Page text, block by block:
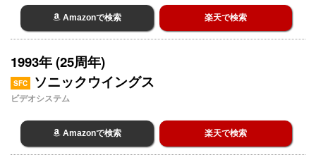
Amazonで検索 楽天で検索
1993年 (25周年)
SFC ソニックウイングス
ビデオシステム
Amazonで検索 楽天で検索